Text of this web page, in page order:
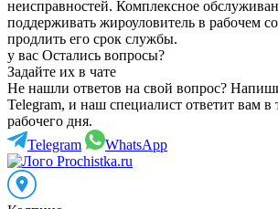
неисправностей. Комплексное
поддерживать жироуловитель в рабочем
продлить его срок службы.
у вас Остались вопросы?
Задайте их в чате
Не нашли ответов на свой вопрос?
Telegram, и наш специалист ответит вам в
рабочего дня.
Telegram
WhatsApp